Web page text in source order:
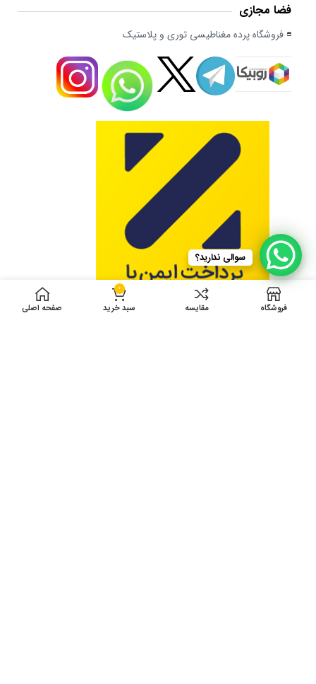
فضا مجازی
فروشگاه پرده مغناطیسی توری و پلاستیک
سوالی ندارید؟
فروشگاه مقایسه
0
سبد خرید صفحه اصلی